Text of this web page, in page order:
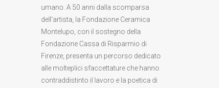
umano. A 50 anni dalla scomparsa
dell’artista, la Fondazione Ceramica
Montelupo, con il sostegno della
Fondazione Cassa di Risparmio di
Firenze, presenta un percorso dedicato
alle molteplici sfaccettature che hanno
contraddistinto il lavoro e la poetica di